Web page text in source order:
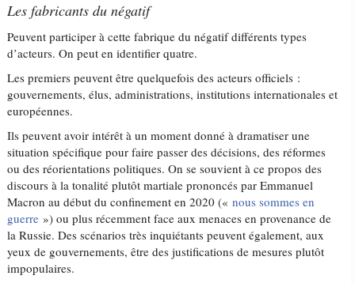
Les fabricants du négatif
Peuvent participer à cette fabrique du négatif différents types
d’acteurs. On peut en identifier quatre.
Les premiers peuvent être quelquefois des acteurs officiels :
gouvernements, élus, administrations, institutions internationales et
européennes.
Ils peuvent avoir intérêt à un moment donné à dramatiser une
situation spécifique pour faire passer des décisions, des réformes
ou des réorientations politiques. On se souvient à ce propos des
discours à la tonalité plutôt martiale prononcés par Emmanuel
Macron au début du confinement en 2020 («nous sommes en
guerre ») ou plus récemment face aux menaces en provenance de
la Russie. Des scénarios très inquiétants peuvent également, aux
yeux de gouvernements, être des justifications de mesures plutôt
impopulaires.